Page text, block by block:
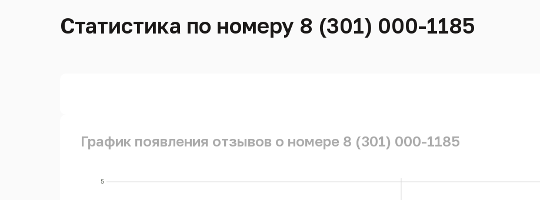
Статистика по номеру 8 (301) 000-1185
График появления отзывов о номере 8 (301) 000-1185
5